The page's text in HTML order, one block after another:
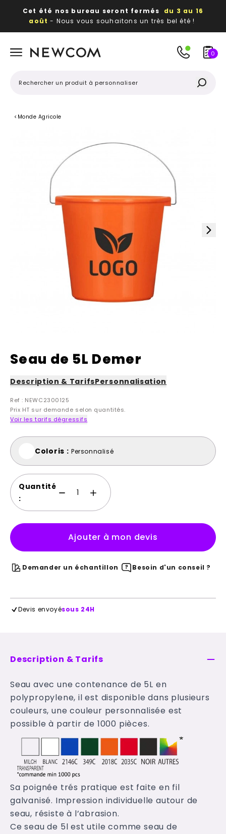
Cet été nos bureau seront fermés du 3 au 16
août - Nous vous souhaitons un très bel été !
publicitaires
0
< Monde Agricole
Seau de 5L Demer
Description & TarifsPersonnalisation
Ref : NEWC2300125
Prix HT sur demande selon quantités.
Voir les tarifs dégressifs
Coloris : Personnalisé
Quantité
:
Ajouter à mon devis
Demander un échantillon Besoin d'un conseil ?
Devis envoyésous 24H
Description & Tarifs
Seau avec une contenance de 5L en
polypropylene, il est disponible dans plusieurs
couleurs, une couleur personnalisée est
possible à partir de 1000 pièces.
Sa poignée trés pratique est faite en fil
galvanisé. Impression individuelle autour de
seau, résiste à l’abrasion.
Ce seau de 5l est utile comme seau de